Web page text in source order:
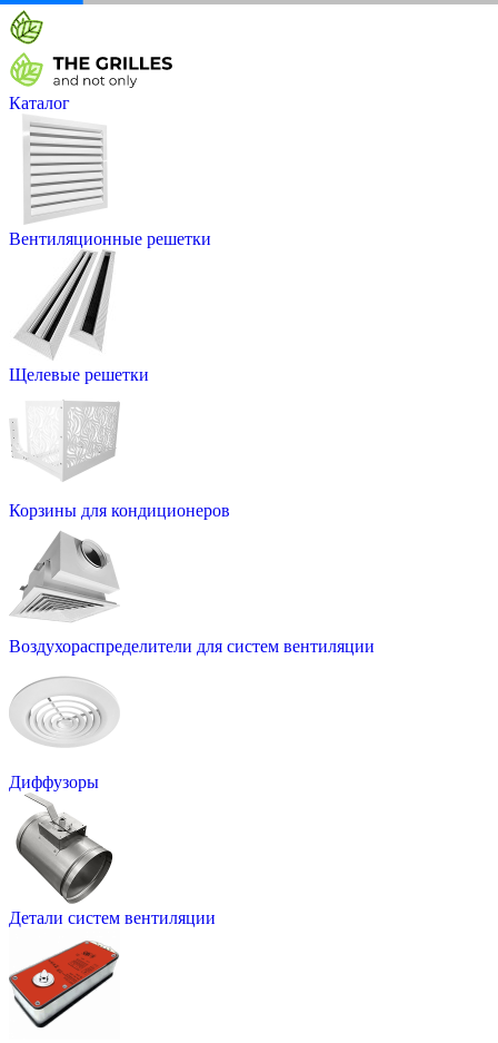
Каталог
Вентиляционные решетки
Щелевые решетки
Корзины для кондиционеров
Воздухораспределители для систем вентиляции
Диффузоры
Детали систем вентиляции